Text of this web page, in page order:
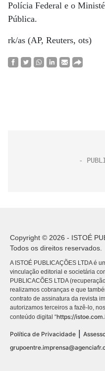
Polícia Federal e o
Pública.
rk/as (AP, Reuters, ots)
Copyright © 2026 - ISTOÉ
Todos os direitos reservados.
A ISTOÉ PUBLICAÇÕES LTDA é
vinculação editorial e societária
PUBLICACÕES LTDA
realizamos cobranças e que
contrato de assinatura da revista
autorizamos terceiros a fazê-lo,
conteúdo digital “https://
Política de Privacidade